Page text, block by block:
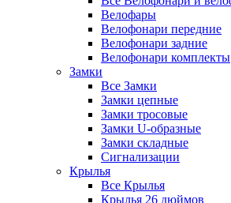
Велофары
Велофонари передние
Велофонари задние
Велофонари комплекты
Замки
Все Замки
Замки цепные
Замки тросовые
Замки U-образные
Замки складные
Сигнализации
Крылья
Все Крылья
Крылья 26 дюймов